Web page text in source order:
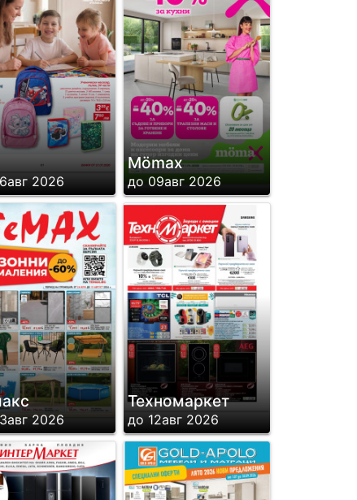
2026
Mömax
до 09авг 2026
2026
Техномаркет
до 12авг 2026